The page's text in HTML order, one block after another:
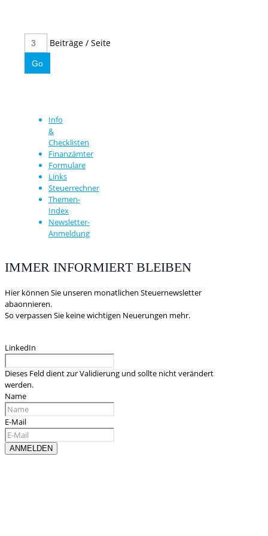
Beiträge / Seite
Info
&
Checklisten
Finanzämter
Formulare
Links
Steuerrechner
Themen-
Index
Newsletter-
Anmeldung
IMMER INFORMIERT BLEIBEN
Hier können Sie unseren monatlichen Steuernewsletter
abaonnieren.
So verpassen Sie keine wichtigen Neuerungen mehr.
LinkedIn
Dieses Feld dient zur Validierung und sollte nicht verändert
werden.
Name
E-Mail